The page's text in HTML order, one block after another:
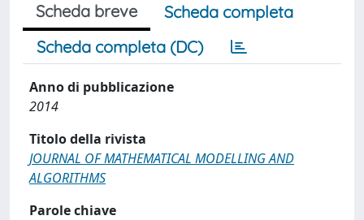
Scheda breve
Scheda completa
Scheda completa (DC)
Anno di pubblicazione
2014
Titolo della rivista
JOURNAL OF MATHEMATICAL MODELLING AND
ALGORITHMS
Parole chiave